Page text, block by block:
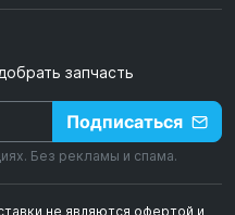
запчасть
Подписаться
Без рекламы и спама.
не являются офертой и